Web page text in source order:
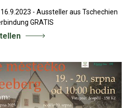
- Aussteller aus Tschechien
GRATIS